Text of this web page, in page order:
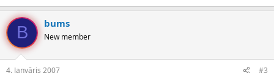
B bums
New member
4. Janvāris 2007 #3